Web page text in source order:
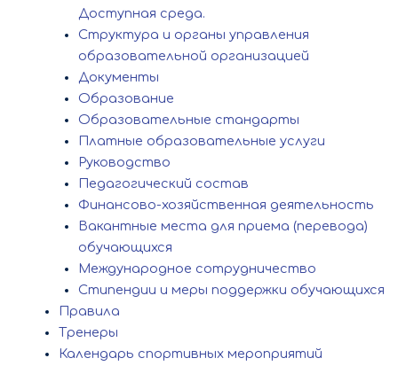
Доступная среда.
Структура и органы управления
образовательной организацией
Документы
Образование
Образовательные стандарты
Платные образовательные услуги
Руководство
Педагогический состав
Финансово-хозяйственная деятельность
Вакантные места для приема (перевода)
обучающихся
Международное сотрудничество
Стипендии и меры поддержки обучающихся
Правила
Тренеры
Календарь спортивных мероприятий